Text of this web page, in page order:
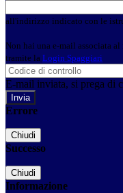
all'indirizzo indicato con le
Non hai una e-mail associata
tramite la Login Spaggiari
E-mail inviata, si prega di
Errore
Chiudi
Successo
Chiudi
Informazione